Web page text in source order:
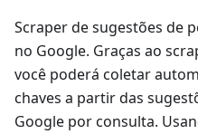
Scraper de sugestões de
no Google. Graças ao
você poderá coletar
chaves a partir das
Google por consulta.